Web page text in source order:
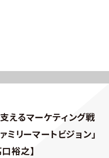
えるマーケティング戦
ミリーマートビジョン」
裕之】